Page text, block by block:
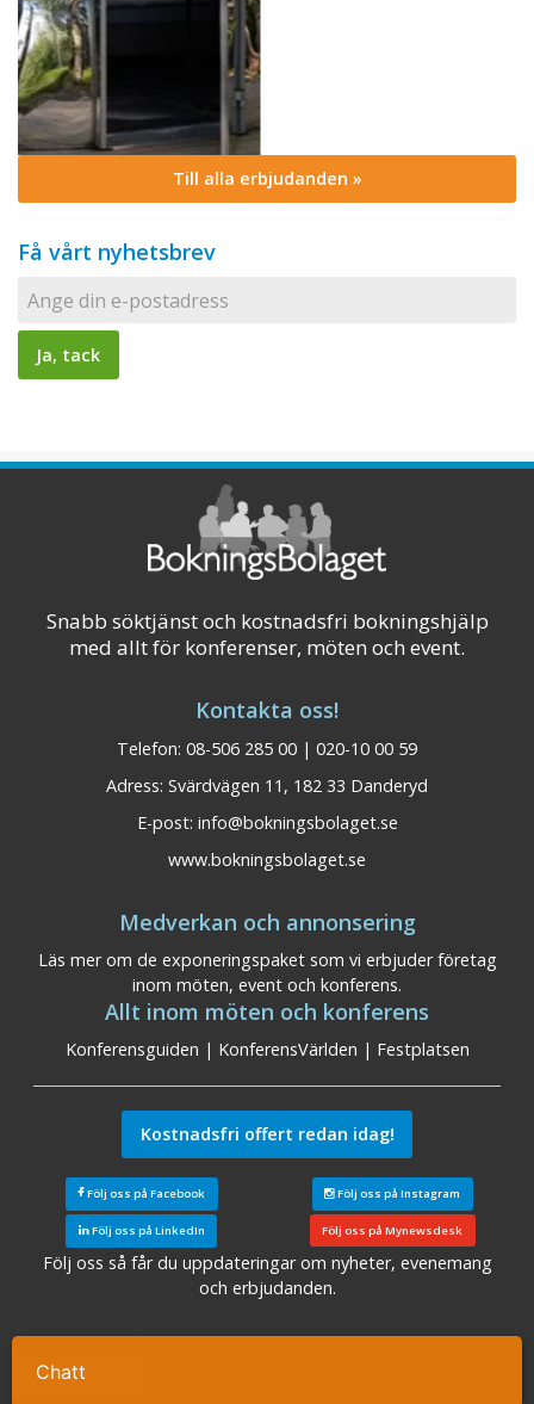
Ta kontakt
Till alla erbjudanden »
Få vårt nyhetsbrev
Snabb söktjänst och kostnadsfri bokningshjälp
med allt för konferenser, möten och event.
Kontakta oss!
Telefon: 08-506 285 00 | 020-10 00 59
Adress: Svärdvägen 11, 182 33 Danderyd
E-post: info@bokningsbolaget.se
www.bokningsbolaget.se
Medverkan och annonsering
Läs mer om de exponeringspaket som vi erbjuder företag
inom möten, event och konferens.
Allt inom möten och konferens
Konferensguiden | KonferensVärlden | Festplatsen
Kostnadsfri offert redan idag!
Följ oss på Facebook Följ oss på Instagram
Följ oss på LinkedIn Följ oss på Mynewsdesk
Följ oss så får du uppdateringar om nyheter, evenemang
och erbjudanden.
Sök konferensanläggningar|Konferens Stockholm|
Konferens Arlanda
Chatt